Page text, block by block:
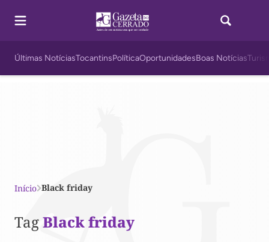
Últimas NotíciasTocantinsPolíticaOportunidadesBoas Notícias
Início Black friday
TagBlack friday